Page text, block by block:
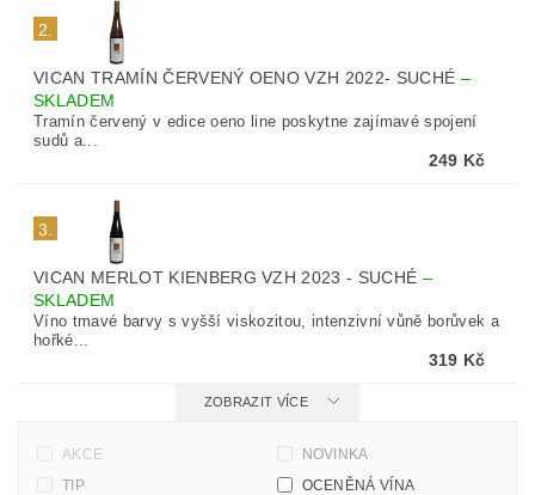
2.
VICAN TRAMÍN ČERVENÝ OENO VZH 2022- SUCHÉ –
SKLADEM
Tramín červený v edice oeno line poskytne zajímavé spojení
sudů a...
249 Kč
3.
VICAN MERLOT KIENBERG VZH 2023 - SUCHÉ –
SKLADEM
Víno tmavé barvy s vyšší viskozitou, intenzivní vůně borůvek a
hořké...
319 Kč
ZOBRAZIT VÍCE
AKCE
NOVINKA
TIP
OCENĚNÁ VÍNA